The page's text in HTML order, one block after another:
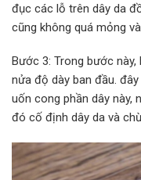
đục các lỗ trên dây da
cũng không quá mỏng
Bước 3: Trong bước
nửa độ dày ban đầu.
uốn cong phần dây này,
đó cố định dây da và